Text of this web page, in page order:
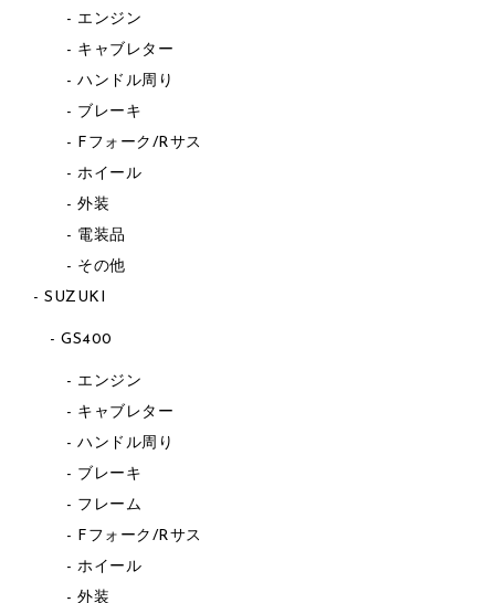
エンジン
キャブレター
ハンドル周り
ブレーキ
Fフォーク/Rサス
ホイール
外装
電装品
その他
SUZUKI
GS400
エンジン
キャブレター
ハンドル周り
ブレーキ
フレーム
Fフォーク/Rサス
ホイール
外装